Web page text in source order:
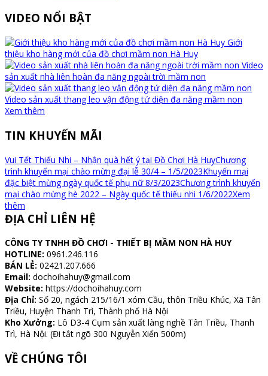
VIDEO NỔI BẬT
Giới
thiệu kho hàng mới của đồ chơi mầm non Hà Huy
Video
sản xuất nhà liên hoàn đa năng ngoài trời mầm non
Video sản xuất thang leo vận động tứ diện đa năng mầm non
Xem thêm
TIN KHUYẾN MÃI
Vui Tết Thiếu Nhi – Nhận quà hết ý tại Đồ Chơi Hà HuyChương
trình khuyến mại chào mừng đại lễ 30/4 – 1/5/2023Khuyến mại
đặc biệt mừng ngày quốc tế phụ nữ 8/3/2023Chương trình khuyến
mại chào mừng hè 2022 – Ngày quốc tế thiếu nhi 1/6/2022Xem
thêm
ĐỊA CHỈ LIÊN HỆ
CÔNG TY TNHH ĐỒ CHƠI - THIẾT BỊ MẦM NON HÀ HUY
HOTLINE: 0961.246.116
BÁN LẺ: 02421.207.666
Email: dochoihahuy@gmail.com
Website: https://dochoihahuy.com
Địa Chỉ: Số 20, ngách 215/16/1 xóm Cầu, thôn Triều Khúc, Xã Tân
Triều, Huyện Thanh Trì, Thành phố Hà Nội
Kho Xưởng: Lô D3-4 Cụm sản xuất làng nghề Tân Triều, Thanh
Trì, Hà Nội. (Đi tắt ngõ 300 Nguyễn Xiển 500m)
VỀ CHÚNG TÔI